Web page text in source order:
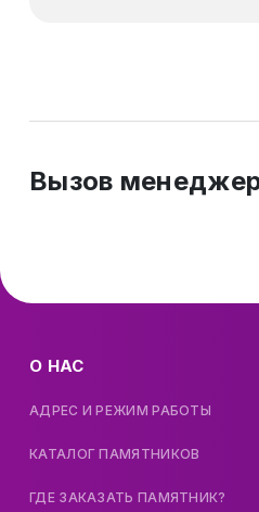
Вызов
О НАС
АДРЕС И РЕЖИМ РАБОТЫ
КАТАЛОГ ПАМЯТНИКОВ
ГДЕ ЗАКАЗАТЬ ПАМЯТНИК?